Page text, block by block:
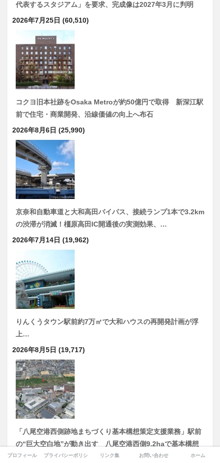
代表するスタジアム」を要求、完成像は2027年3月に判明
2026年7月25日 (60,510)
コクヨ旧本社跡をOsaka Metroが約50億円で取得 新深江駅
前で住宅・商業開発、沿線価値の向上へ布石
2026年8月6日 (25,990)
京奈和自動車道と大和高田バイパス、接続ランプ1本で3.2km
の渋滞が消滅！橿原高田IC開通後の実測効果、…
2026年7月14日 (19,962)
りんくうタウン駅前約7万㎡で大和ハウスの再開発計画が浮
上…
2026年8月5日 (19,717)
「八尾空港西側跡地まちづくり基本構想策定支援業務」駅前
の“巨大空白地”が動き出す 八尾空港西側9.2haで基本構想
策定へ
プロフィール プライバシーポリシー リンク集 お問い合わせ ホーム